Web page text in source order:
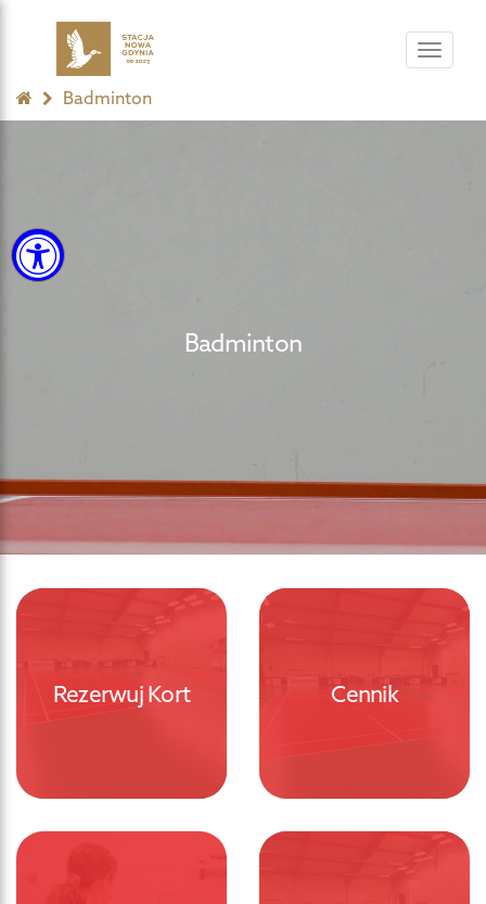
Toggle
Badminton
Badminton
Rezerwuj Kort Cennik